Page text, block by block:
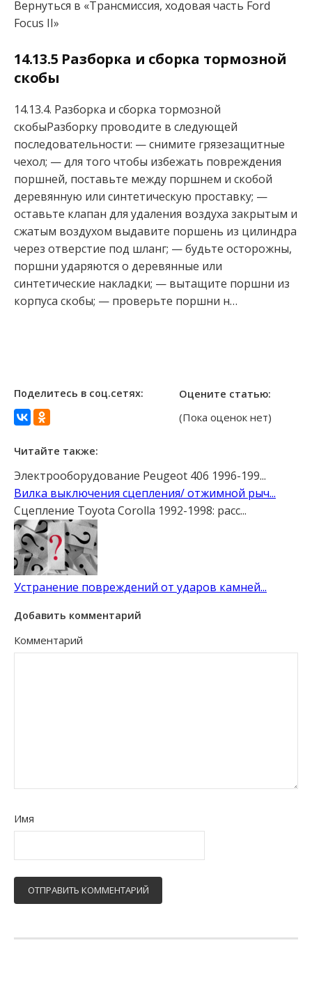
Вернуться в «Трансмиссия, ходовая часть Ford
Focus II»
14.13.5 Разборка и сборка тормозной
скобы
14.13.4. Разборка и сборка тормозной
скобыРазборку проводите в следующей
последовательности: — снимите грязезащитные
чехол; — для того чтобы избежать повреждения
поршней, поставьте между поршнем и скобой
деревянную или синтетическую проставку; —
оставьте клапан для удаления воздуха закрытым и
сжатым воздухом выдавите поршень из цилиндра
через отверстие под шланг; — будьте осторожны,
поршни ударяются о деревянные или
синтетические накладки; — вытащите поршни из
корпуса скобы; — проверьте поршни н…
Поделитесь в соц.сетях: Оцените статью:
(Пока оценок нет)
Читайте также:
Электрооборудование Peugeot 406 1996-199...
Вилка выключения сцепления/ отжимной рыч...
Сцепление Toyota Corolla 1992-1998: расс...
Устранение повреждений от ударов камней...
Добавить комментарий
Комментарий
Имя